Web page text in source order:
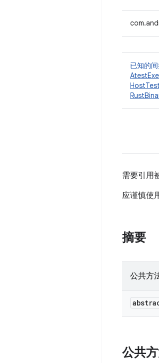
已知的
HostTest
需要引用
应谨慎使
摘要
公共方
公共